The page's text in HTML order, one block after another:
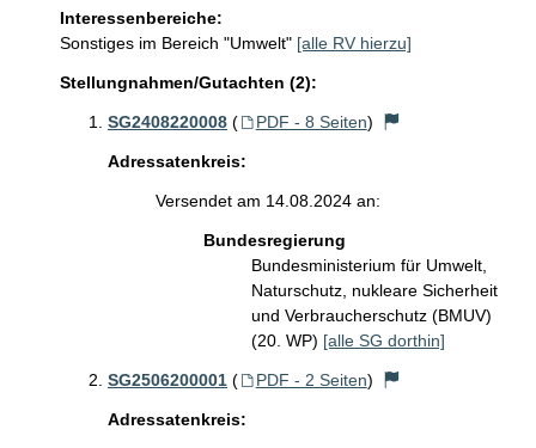
Interessenbereiche:
Sonstiges im Bereich "Umwelt" [alle RV hierzu]
Stellungnahmen/Gutachten (2):
SG2408220008 ( PDF - 8 Seiten)
Adressatenkreis:
Versendet am 14.08.2024 an:
Bundesregierung
Bundesministerium für Umwelt,
Naturschutz, nukleare Sicherheit
und Verbraucherschutz (BMUV)
(20. WP) [alle SG dorthin]
SG2506200001 ( PDF - 2 Seiten)
Adressatenkreis: